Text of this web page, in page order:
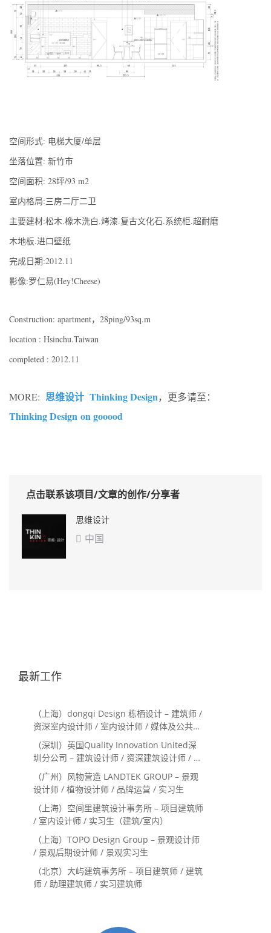
空间形式: 电梯大厦/单层
坐落位置: 新竹市
空间面积: 28坪/93 m2
室内格局:三房二厅二卫
主要建材:松木.橡木洗白.烤漆.复古文化石.系统柜.超耐磨
木地板.进口壁纸
完成日期:2012.11
影像:罗仁易(Hey!Cheese)
Construction: apartment，28ping/93sq.m
location : Hsinchu.Taiwan
completed : 2012.11
MORE: 思维设计 Thinking Design，更多请至：
Thinking Design on gooood
点击联系该项目/文章的创作/分享者
思维设计
 中国
最新工作
（上海）dongqi Design 栋栖设计 – 建筑师 /
资深室内设计师 / 室内设计师 / 媒体及公共关
系主管 / 设计实习生（常年招聘）
（深圳）英国Quality Innovation United深
圳分公司 – 建筑设计师 / 资深建筑设计师 / 室
内设计师 / 设计实习生
（广州）风物营造 LANDTEK GROUP – 景观
设计师 / 植物设计师 / 品牌运营 / 实习生
（上海）空间里建筑设计事务所 – 项目建筑师
/ 室内设计师 / 实习生（建筑/室内）
（上海）TOPO Design Group – 景观设计师
/ 景观后期设计师 / 景观实习生
（北京）大屿建筑事务所 – 项目建筑师 / 建筑
师 / 助理建筑师 / 实习建筑师